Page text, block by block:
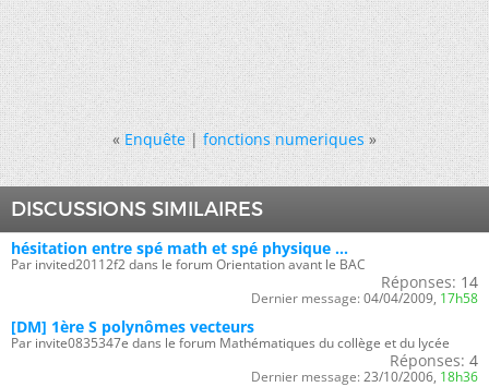
« Enquête|fonctions numeriques »
DISCUSSIONS SIMILAIRES
hésitation entre spé math et spé physique ...
Par invited20112f2 dans le forum Orientation avant le BAC
Réponses: 14
Dernier message: 04/04/2009, 17h58
[DM] 1ère S polynômes vecteurs
Par invite0835347e dans le forum Mathématiques du collège et du lycée
Réponses: 4
Dernier message: 23/10/2006, 18h36